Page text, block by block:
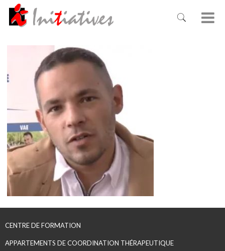
CENTRE DE FORMATION
APPARTEMENTS DE COORDINATION THÉRAPEUTIQUE